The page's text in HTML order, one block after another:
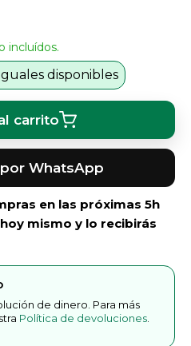
incluídos.
disponibles
carrito
WhatsApp
en las próximas 5h
mismo y lo recibirás
de dinero. Para más
Política de devoluciones